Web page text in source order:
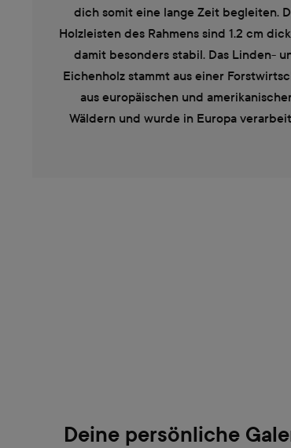
dich somit eine lange Zeit begleiten.
Holzleisten des Rahmens sind 1.2 cm
damit besonders stabil. Das Linden-
Eichenholz stammt aus einer
aus europäischen und
Wäldern und wurde in Europa
Deine persönliche